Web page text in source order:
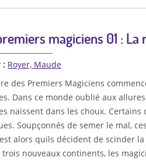
magiciens 01 :
: Royer, Maude
des Premiers Magiciens
Dans ce monde oublié aux
naissent dans les choux.
Soupçonnés de semer le mal,
alors quils décident de scinder
trois nouveaux continents, les